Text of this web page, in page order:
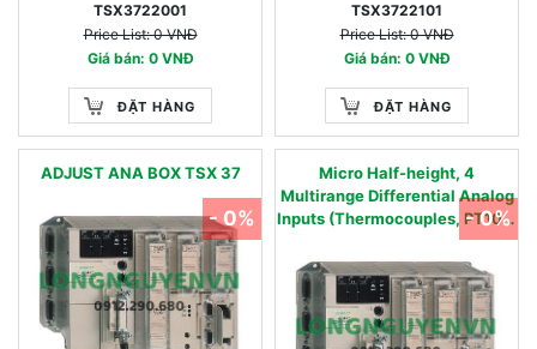
TSX3722001
Price List: 0 VNĐ
Giá bán: 0 VNĐ
ĐẶT HÀNG
TSX3722101
Price List: 0 VNĐ
Giá bán: 0 VNĐ
ĐẶT HÀNG
ADJUST ANA BOX TSX 37
- 0%
Micro Half-height, 4
Multirange Differential Analog
Inputs (Thermocouples, PT100,
- 0%